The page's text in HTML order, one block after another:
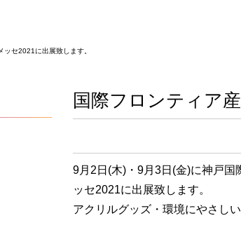
ッセ2021に出展致します。
国際フロンティア
9月2日(木)・9月3日(金)に神戸国
ッセ2021に出展致します。
アクリルグッズ・環境にやさし